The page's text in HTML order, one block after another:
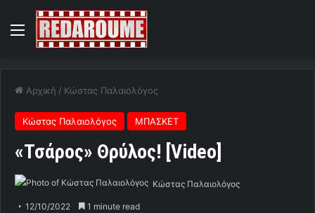
Menu
Αρχική / Κώστας Παλαιολόγος
Κώστας Παλαιολόγος ΜΠΑΣΚΕΤ
«Τσάρος» Θρύλος! [Video]
Κώστας Παλαιολόγος
12/10/2022 1 minute read